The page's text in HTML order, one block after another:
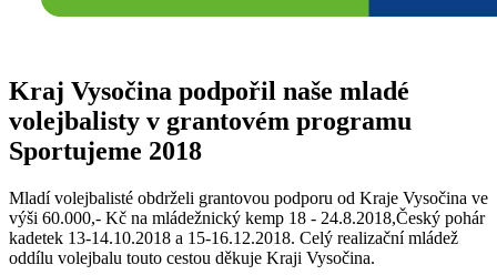
Kraj Vysočina podpořil naše mladé
volejbalisty v grantovém programu
Sportujeme 2018
Mladí volejbalisté obdrželi grantovou podporu od Kraje Vysočina ve
výši 60.000,- Kč na mládežnický kemp 18 - 24.8.2018,Český pohár
kadetek 13-14.10.2018 a 15-16.12.2018. Celý realizační mládež
oddílu volejbalu touto cestou děkuje Kraji Vysočina.